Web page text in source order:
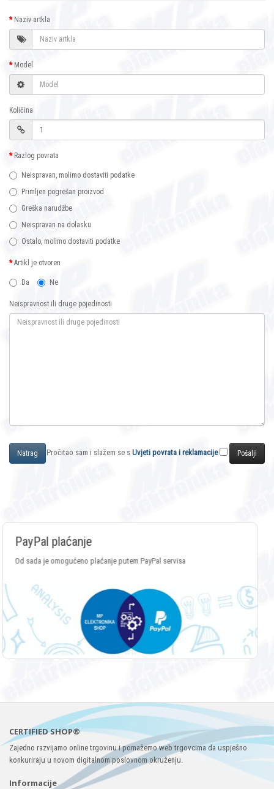
Naziv artkla
Model
Količina
Razlog povrata
Neispravan, molimo dostaviti podatke
Primljen pogrešan proizvod
Greška narudžbe
Neispravan na dolasku
Ostalo, molimo dostaviti podatke
Artikl je otvoren
Da Ne
Neispravnost ili druge pojedinosti
Natrag Pročitao sam i slažem se s Uvjeti povrata i reklamacije
Plaćanje putem svih vrsta Crypto valuta
CERTIFIED SHOP®
Zajedno razvijamo online trgovinu i pomažemo web trgovcima da uspješno
konkuriraju u novom digitalnom poslovnom okruženju.
Informacije